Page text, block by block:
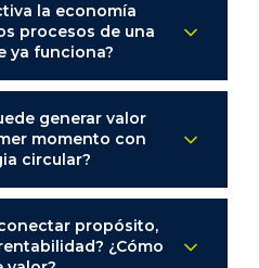
la economía
procesos de una
ya funciona?
generar valor
momento con
circular?
propósito,
¿Cómo